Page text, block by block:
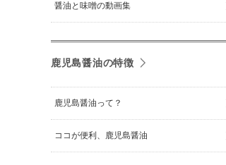
醤油と味噌の動画集
鹿児島醤油の特徴
鹿児島醤油って？
ココが便利、鹿児島醤油